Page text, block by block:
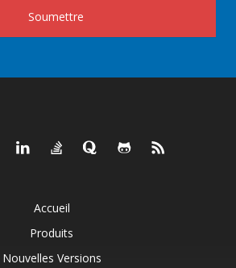
Soumettre
Accueil
Produits
Nouvelles Versions